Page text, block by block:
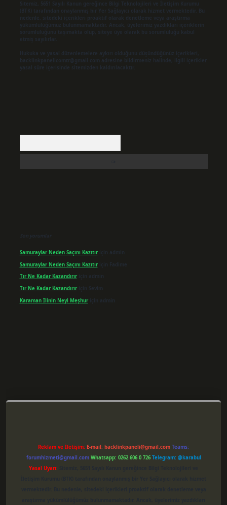
Sitemiz, 5651 Sayılı Kanun gereğince Bilgi Teknolojileri ve İletişim Kurumu
(BTK) tarafından onaylanmış bir Yer Sağlayıcı olarak hizmet vermektedir. Bu
nedenle, sitedeki içerikleri proaktif olarak denetleme veya araştırma
yükümlülüğümüz bulunmamaktadır. Ancak, üyelerimiz yazdıkları içeriklerin
sorumluluğunu taşımakta olup, siteye üye olarak bu sorumluluğu kabul
etmiş sayılırlar.
Hukuka ve yasal düzenlemelere aykırı olduğunu düşündüğünüz içerikleri,
backlinkpanelicomtr@gmail.com
adresine bildirmeniz halinde, ilgili içerikler
yasal süre içerisinde sitemizden kaldırılacaktır.
Son yorumlar
Samuraylar Neden Saçını Kazıtıriçin admin
Samuraylar Neden Saçını Kazıtıriçin Fadime
Tır Ne Kadar Kazandırıriçin admin
Tır Ne Kadar Kazandırıriçin Sevim
Karaman Ilinin Neyi Meşhuriçin admin
Reklam ve İletişim: E-mail: backlinkpaneli@gmail.com Teams:
forumhizmeti@gmail.com Whatsapp: 0262 606 0 726 Telegram: @karabul
Yasal Uyarı: